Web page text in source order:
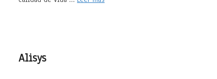
Alisys